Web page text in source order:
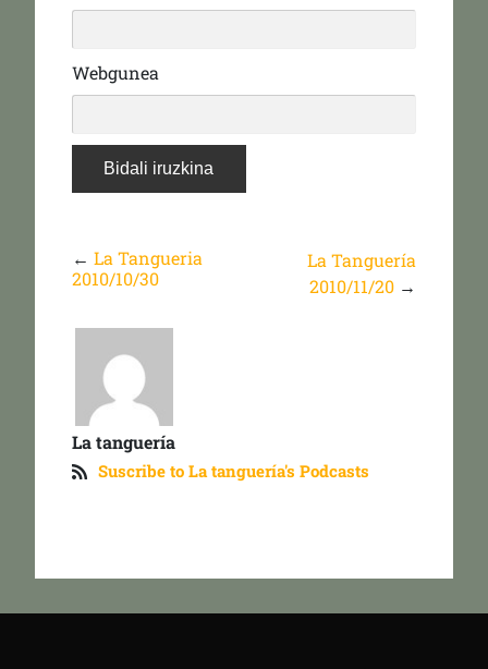
Webgunea
← La Tangueria
2010/10/30
La Tanguería
2010/11/20 →
La tanguería
Suscribe to La tanguería's Podcasts